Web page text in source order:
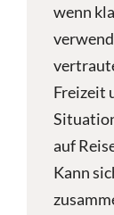
wenn
Freizeit
auf
Kann